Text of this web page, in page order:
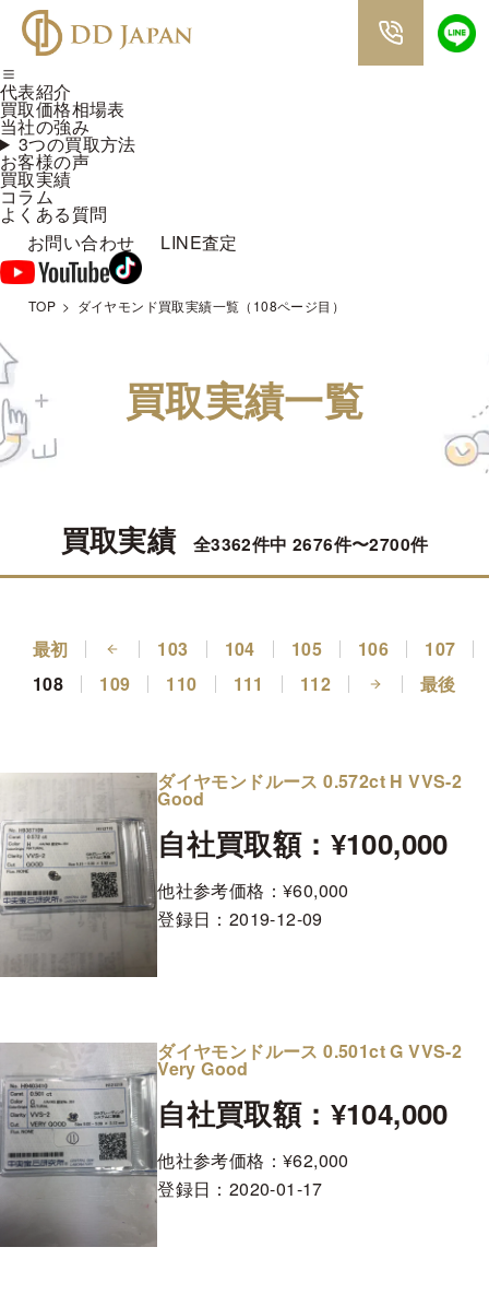
代表紹介
買取価格相場表
当社の強み
3つの買取方法
お客様の声
買取実績
コラム
よくある質問
お問い合わせ
LINE査定
TOP ダイヤモンド買取実績一覧（108ページ目）
買取実績一覧
買取実績 全3362件中 2676件〜2700件
最初 103 104 105 106
107
108
109 110 111 112 最後
ダイヤモンドルース 0.572ct H VVS-2
Good
自社買取額：¥100,000
他社参考価格：¥60,000
登録日： 2019-12-09
ダイヤモンドルース 0.501ct G VVS-2
Very Good
自社買取額：¥104,000
他社参考価格：¥62,000
登録日： 2020-01-17